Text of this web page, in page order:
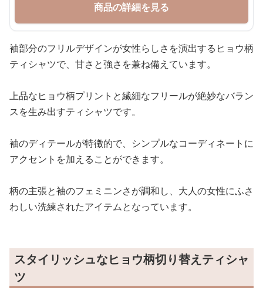
商品の詳細を見る
袖部分のフリルデザインが女性らしさを演出するヒョウ柄
ティシャツで、甘さと強さを兼ね備えています。
上品なヒョウ柄プリントと繊細なフリールが絶妙なバラン
スを生み出すティシャツです。
袖のディテールが特徴的で、シンプルなコーディネートに
アクセントを加えることができます。
柄の主張と袖のフェミニンさが調和し、大人の女性にふさ
わしい洗練されたアイテムとなっています。
スタイリッシュなヒョウ柄切り替えティシャ
ツ